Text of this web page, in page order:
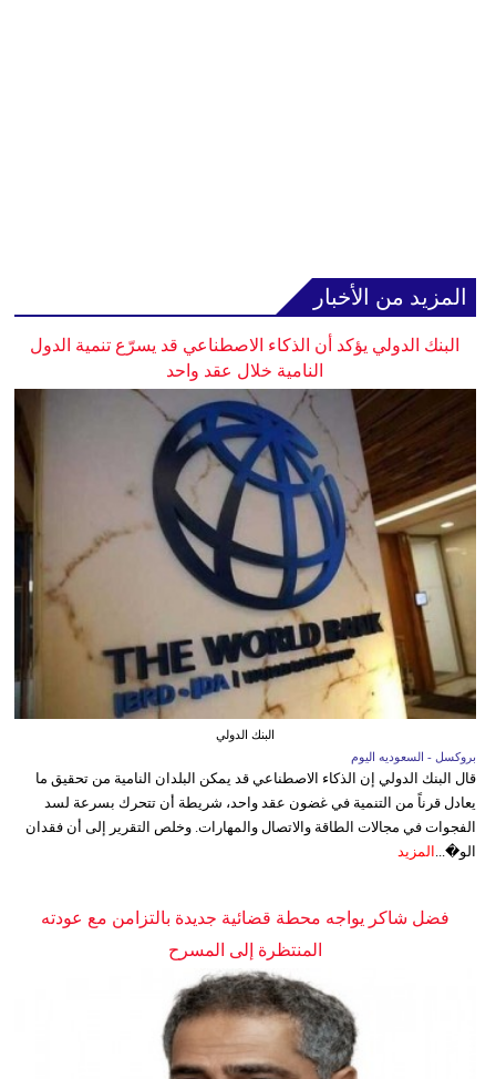
المزيد من الأخبار
البنك الدولي يؤكد أن الذكاء الاصطناعي قد يسرّع تنمية الدول
النامية خلال عقد واحد
البنك الدولي
بروكسل - السعوديه اليوم
قال البنك الدولي إن الذكاء الاصطناعي قد يمكن البلدان النامية من تحقيق ما
يعادل قرناً من التنمية في غضون عقد واحد، شريطة أن تتحرك بسرعة لسد
الفجوات في مجالات الطاقة والاتصال والمهارات. وخلص التقرير إلى أن فقدان
الو�...
المزيد
فضل شاكر يواجه محطة قضائية جديدة بالتزامن مع عودته
المنتظرة إلى المسرح